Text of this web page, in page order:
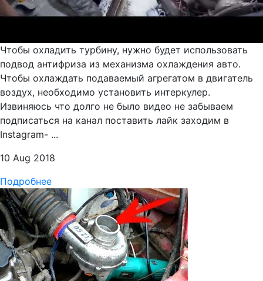
Чтобы охладить турбину, нужно будет использовать
подвод антифриза из механизма охлаждения авто.
Чтобы охлаждать подаваемый агрегатом в двигатель
воздух, необходимо установить интеркулер.
Извиняюсь что долго не было видео не забываем
подписаться на канал поставить лайк заходим в
Instagram- ...
10 Aug 2018
Подробнее